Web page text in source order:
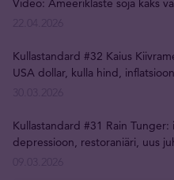
Video: Ameeriklaste sõja kaks
Kullastandard #32 Kaius
USA dollar, kulla hind, inflatsioon
Kullastandard #31 Rain Tunger:
depressioon, restoraniäri, uus